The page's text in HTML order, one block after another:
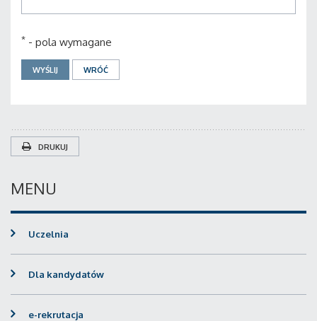
* - pola wymagane
DRUKUJ
MENU
Uczelnia
Dla kandydatów
e-rekrutacja